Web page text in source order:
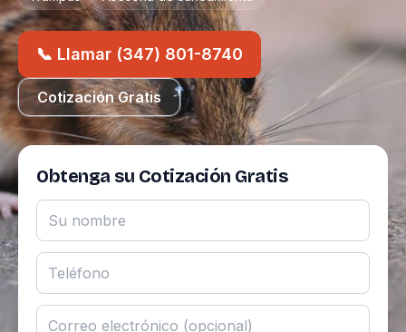
📞 Llamar (347) 801-8740
Cotización Gratis
Obtenga su Cotización Gratis